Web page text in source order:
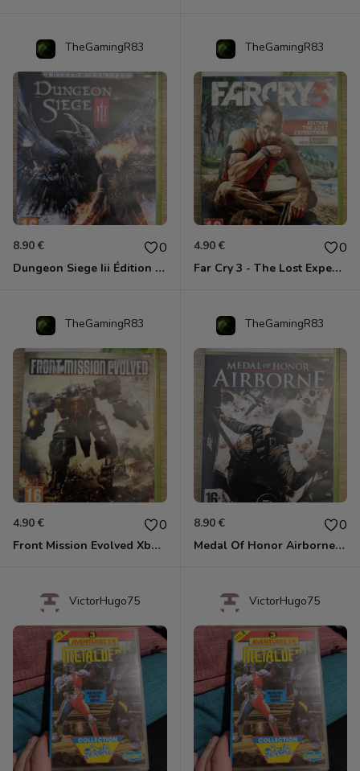
TheGamingR83
8.90 € 0
Dungeon Siege Iii Édition Limitée - Vf Intégrale Xbox 360
TheGamingR83
4.90 € 0
Far Cry 3 - The Lost Expeditions - Edition Spéciale Xbox 360
TheGamingR83
4.90 € 0
Front Mission Evolved Xbox 360
TheGamingR83
8.90 € 0
Medal Of Honor Airborne Xbox 360
VictorHugo75 VictorHugo75